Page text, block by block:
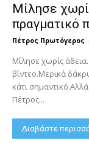
Μίλησε
πραγματικό
Πέτρος Πρωτόγερος -
Μίλησε χωρίς
βίντεο.Μερικά
κάτι
Πέτρος...
Διαβάστε